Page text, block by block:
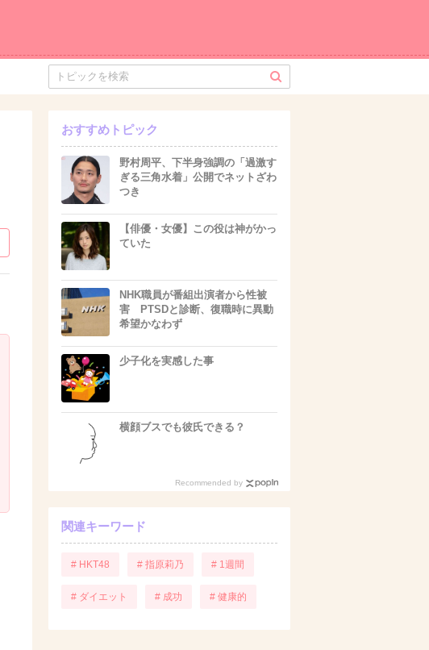
おすすめトピック
野村周平、下半身強調の「過激す
ぎる三角水着」公開でネットざわ
つき
【俳優・女優】この役は神がかっ
ていた
NHK職員が番組出演者から性被
害 PTSDと診断、復職時に異動
希望かなわず
少子化を実感した事
横顔ブスでも彼氏できる？
Recommended by
関連キーワード
# HKT48 # 指原莉乃 # 1週間
# ダイエット # 成功 # 健康的